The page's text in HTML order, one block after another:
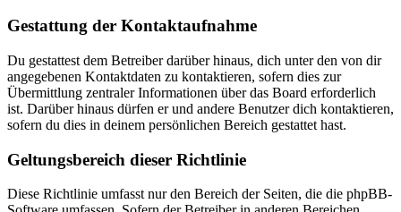
Gestattung der Kontaktaufnahme
Du gestattest dem Betreiber darüber hinaus, dich unter den von dir
angegebenen Kontaktdaten zu kontaktieren, sofern dies zur
Übermittlung zentraler Informationen über das Board erforderlich
ist. Darüber hinaus dürfen er und andere Benutzer dich kontaktieren,
sofern du dies in deinem persönlichen Bereich gestattet hast.
Geltungsbereich dieser Richtlinie
Diese Richtlinie umfasst nur den Bereich der Seiten, die die phpBB-